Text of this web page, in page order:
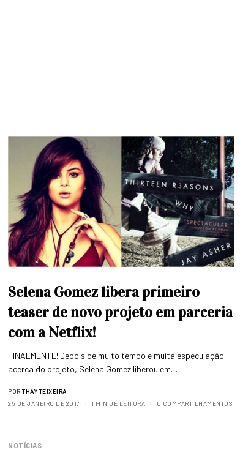
Selena Gomez libera primeiro
teaser de novo projeto em parceria
com a Netflix!
FINALMENTE! Depois de muito tempo e muita especulação
acerca do projeto, Selena Gomez liberou em…
POR THAY TEIXEIRA
25 DE JANEIRO DE 2017
1 MIN DE LEITURA 0 COMPARTILHAMENTOS
NOTÍCIAS